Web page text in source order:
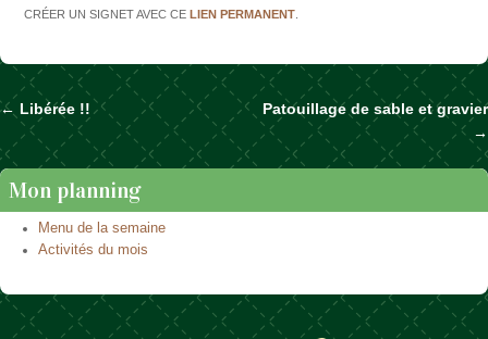
CRÉER UN SIGNET AVEC CELIEN PERMANENT
Naviguer dans les articles
← Libérée !!
Patouillage de sable et gravier
→
Mon planning
Menu de la semaine
Activités du mois